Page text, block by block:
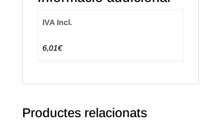
IVA Incl.
6,01€
Productes relacionats